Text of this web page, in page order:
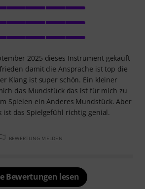
2025 dieses Instrument gekauft
damit die Ansprache ist top die
Klang ist super schön. Ein kleiner
das Mundstück das ist für mich zu
Spielen ein Anderes Mundstück. Aber
ist das Spielgefühl richtig genial.
BEWERTUNG MELDEN
Bewertungen lesen